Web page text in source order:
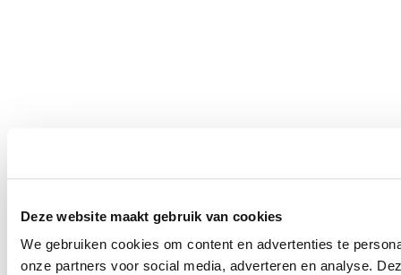
Deze website maakt gebruik van cookies
We gebruiken cookies om content en advertenties te
onze partners voor social media, adverteren en analyse.